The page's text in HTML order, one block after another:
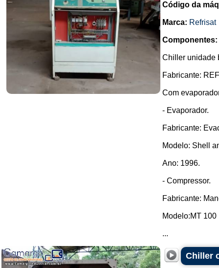
Código da
Marca: Refrisat
Componentes:
Chiller unidade
Fabricante:
Com
- Evaporador.
Fabricante:
Modelo: Shell
Ano: 1996.
- Compressor.
Fabricante:
Modelo:MT 100
...
Chiller